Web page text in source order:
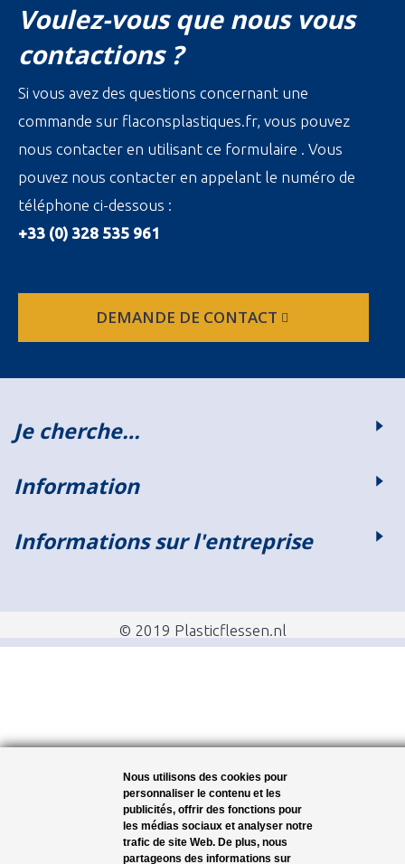
Voulez-vous que nous vous
contactions ?
Si vous avez des questions concernant une
commande sur flaconsplastiques.fr, vous pouvez
nous contacter en utilisant ce formulaire . Vous
pouvez nous contacter en appelant le numéro de
téléphone ci-dessous :
+33 (0) 328 535 961
DEMANDE DE CONTACT
Je cherche…
Information
Informations sur l'entreprise
© 2019 Plasticflessen.nl
Nous utilisons des cookies pour
personnaliser le contenu et les
publicités, offrir des fonctions pour
les médias sociaux et analyser notre
trafic de site Web. De plus, nous
partageons des informations sur